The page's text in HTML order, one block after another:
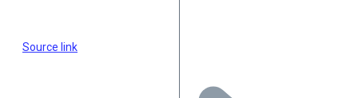
Source link